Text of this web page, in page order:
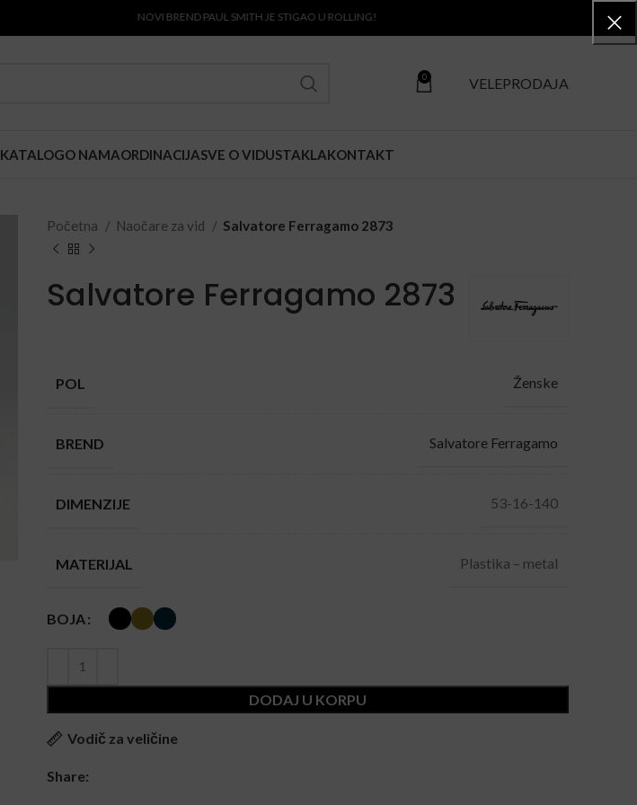
NOVI BREND PAUL SMITH JE STIGAO U ROLLING!
0 VELEPRODAJA
KATALOGO NAMAORDINACIJASVE O VIDUSTAKLAKONTAKT
Početna Naočare za vid Salvatore Ferragamo 2873
Salvatore Ferragamo 2873
POL Ženske
BREND Salvatore Ferragamo
DIMENZIJE 53-16-140
MATERIJAL Plastika – metal
BOJA
DODAJ U KORPU
Vodič za veličine
Share: